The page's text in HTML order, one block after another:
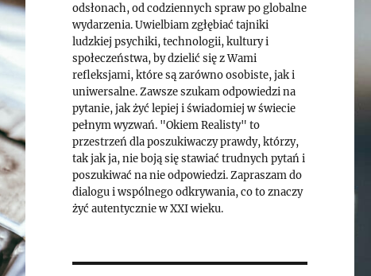
odsłonach, od codziennych spraw po globalne
wydarzenia. Uwielbiam zgłębiać tajniki
ludzkiej psychiki, technologii, kultury i
społeczeństwa, by dzielić się z Wami
refleksjami, które są zarówno osobiste, jak i
uniwersalne. Zawsze szukam odpowiedzi na
pytanie, jak żyć lepiej i świadomiej w świecie
pełnym wyzwań. "Okiem Realisty" to
przestrzeń dla poszukiwaczy prawdy, którzy,
tak jak ja, nie boją się stawiać trudnych pytań i
poszukiwać na nie odpowiedzi. Zapraszam do
dialogu i wspólnego odkrywania, co to znaczy
żyć autentycznie w XXI wieku.